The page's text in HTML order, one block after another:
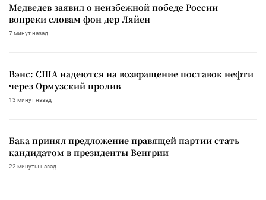
Медведев заявил о неизбежной победе России
вопреки словам фон дер Ляйен
7 минут назад
Вэнс: США надеются на возвращение поставок нефти
через Ормузский пролив
13 минут назад
Бака принял предложение правящей партии стать
кандидатом в президенты Венгрии
22 минуты назад